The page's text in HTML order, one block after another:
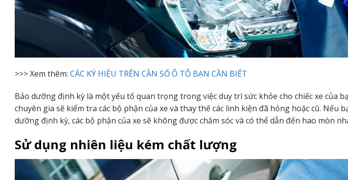
>>> Xem thêm: CÁC KÝ HIỆU TRÊN CẦN SỐ Ô TÔ BẠN CẦN BIẾT
Bảo dưỡng định kỳ là một yếu tố quan trọng trong việc duy trì sức khỏe cho chiếc xe của
chuyên gia sẽ kiểm tra các bộ phận của xe và thay thế các linh kiện đã hỏng hoặc cũ. Nếu
dưỡng định kỳ, các bộ phận của xe sẽ không được chăm sóc và có thể dẫn đến hao mòn
Sử dụng nhiên liệu kém chất lượng